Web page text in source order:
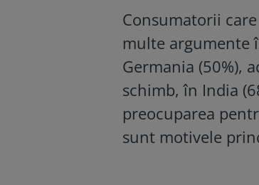
Consumatorii
multe argumente
Germania (50%),
schimb, în India
preocuparea
sunt motivele